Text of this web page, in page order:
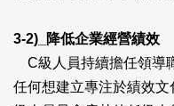
3-2)_
降低企業經營績效
C級人員持續擔任領導
任何想建立專注於績效